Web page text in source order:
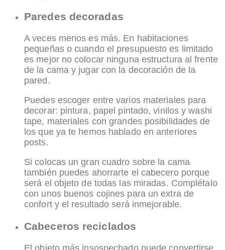
Paredes decoradas
A veces menos es más. En habitaciones
pequeñas o cuando el presupuesto es limitado
es mejor no colocar ninguna estructura al frente
de la cama y jugar con la decoración de la
pared.
Puedes escoger entre varios materiales para
decorar: pintura, papel pintado, vinilos y washi
tape, materiales con grandes posibilidades de
los que ya te hemos hablado en anteriores
posts.
Si colocas un gran cuadro sobre la cama
también puedes ahorrarte el cabecero porque
será el objeto de todas las miradas. Complétalo
con unos buenos cojines para un extra de
confort y el resultado será inmejorable.
Cabeceros reciclados